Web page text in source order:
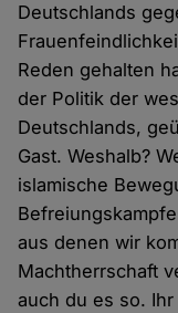
Deutschlands
Reden gehalten
der Politik der
Deutschlands,
Gast. Weshalb?
islamische
aus denen wir
Machtherrschaft
auch du es so.